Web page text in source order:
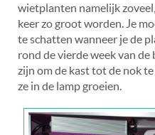
wietplanten namelijk
keer zo groot worden. Je
te schatten wanneer je de
rond de vierde week van
zijn om de kast tot de nok
ze in de lamp groeien.